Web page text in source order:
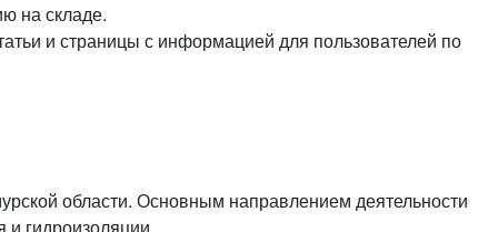
на складе.
и страницы с информацией для пользователей по
области. Основным направлением деятельности